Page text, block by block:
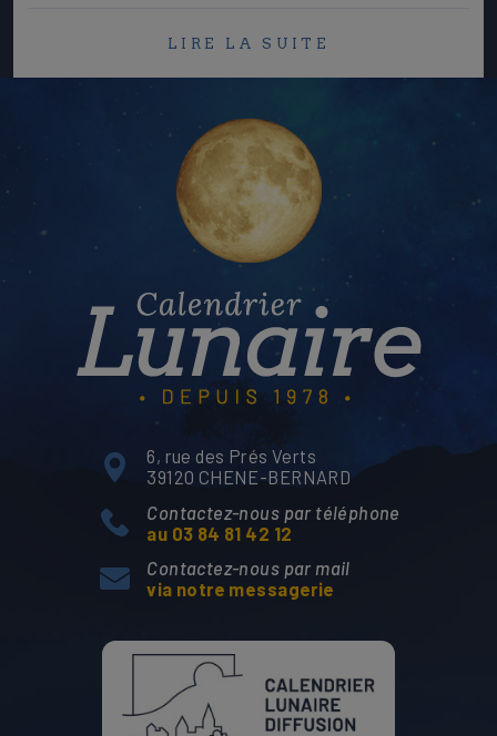
LIRE LA SUITE
6, rue des Prés Verts
39120 CHENE-BERNARD
Contactez-nous par téléphone
au 03 84 81 42 12
Contactez-nous par mail
via notre messagerie